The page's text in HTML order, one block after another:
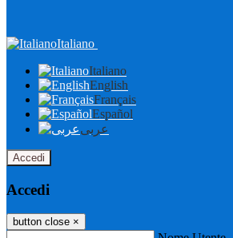
Italiano
Italiano
English
Français
Español
عربى
Accedi
Accedi
button close ×